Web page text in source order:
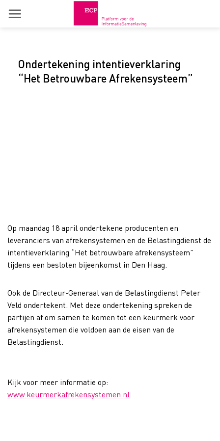
Ondertekening intentieverklaring
“Het Betrouwbare Afrekensysteem”
Op maandag 18 april ondertekene producenten en
leveranciers van afrekensystemen en de Belastingdienst de
intentieverklaring “Het betrouwbare afrekensysteem”
tijdens een besloten bijeenkomst in Den Haag.
Ook de Directeur-Generaal van de Belastingdienst Peter
Veld ondertekent. Met deze ondertekening spreken de
partijen af om samen te komen tot een keurmerk voor
afrekensystemen die voldoen aan de eisen van de
Belastingdienst.
Kijk voor meer informatie op:
www.keurmerkafrekensystemen.nl